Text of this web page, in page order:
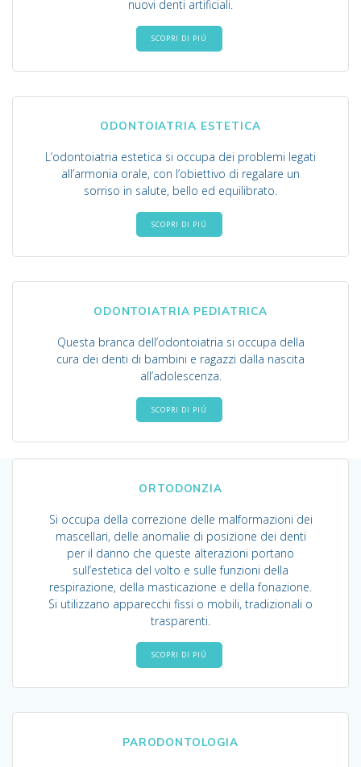
nuovi denti artificiali.
SCOPRI DI PIÚ
ODONTOIATRIA ESTETICA
L’odontoiatria estetica si occupa dei problemi legati
all’armonia orale, con l’obiettivo di regalare un
sorriso in salute, bello ed equilibrato.
SCOPRI DI PIÚ
ODONTOIATRIA PEDIATRICA
Questa branca dell’odontoiatria si occupa della
cura dei denti di bambini e ragazzi dalla nascita
all’adolescenza.
SCOPRI DI PIÚ
ORTODONZIA
Si occupa della correzione delle malformazioni dei
mascellari, delle anomalie di posizione dei denti
per il danno che queste alterazioni portano
sull’estetica del volto e sulle funzioni della
respirazione, della masticazione e della fonazione.
Si utilizzano apparecchi fissi o mobili, tradizionali o
trasparenti.
SCOPRI DI PIÚ
PARODONTOLOGIA